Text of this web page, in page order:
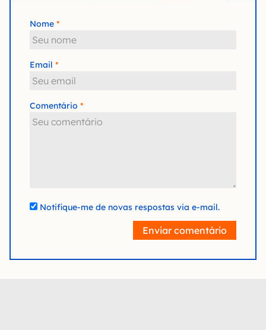
Nome
Email
Comentário
Notifique-me de novas respostas via e-mail.
Enviar comentário